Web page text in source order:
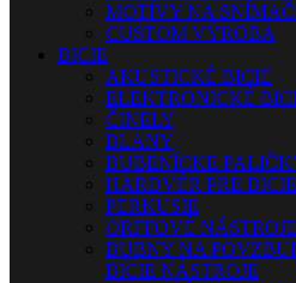
MOTÍVY NA
CUSTOM VÝROBA
BICIE
AKUSTICKÉ BICIE
ELEKTRONICKÉ
ČINELY
BLANY
BUBENÍCKE
HARDVÉR PRE BICIE
PERKUSIE
ORFFOVÉ NÁSTROJE
BUBNY NA
BICIE NÁSTROJE